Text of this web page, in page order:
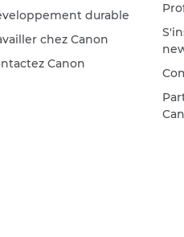
durable
chez Canon
Canon